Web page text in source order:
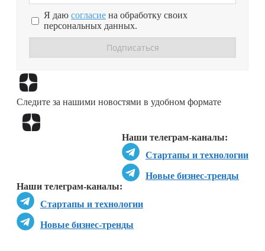
Я даю согласие на обработку своих
персональных данных.
Следите за нашими новостями в удобном формате
Наши телеграм-каналы:
Стартапы и технологии
Новые бизнес-тренды
Наши телеграм-каналы:
Стартапы и технологии
Новые бизнес-тренды